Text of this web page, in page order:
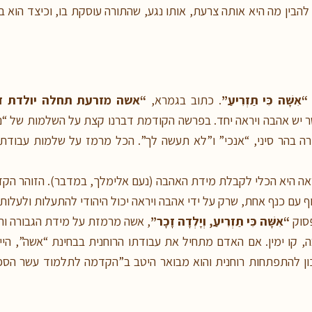
מה היא אותה צרעת, אותו נגע, שהתורה עוסקת בו, וכיצד הוא
“אִשָּׁה כִּי תַזְרִיעַ”. כתוב בגמרא, “אשה מזרעת תחלה יולדת
יש אהבה ויראה יחד. בפרשה הקודמת דברנו קצת על השלמות של
בהר סיני, “אנכי” ו”לא תעשה לך”. הכל מרמז על שלמות
היא הכלי לקבלת מידת האהבה (נעם אלימלך, במדבר). הזוהר
עם כנף אחת, שרק על ידי אהבה ויראה יכול היהודי להתעלות
“אִשָּׁה כִּי תַזְרִיעַ, וְיָלְדָה זָכָר”, אשה מרמזת על מידת הגבורה
ימין. אם האדם מתחיל את עבודתו הרוחנית בבחינת “אשה”,
להתפתחות רוחנית והוא מבואר היטב ב”הקדמה לתלמוד עשר